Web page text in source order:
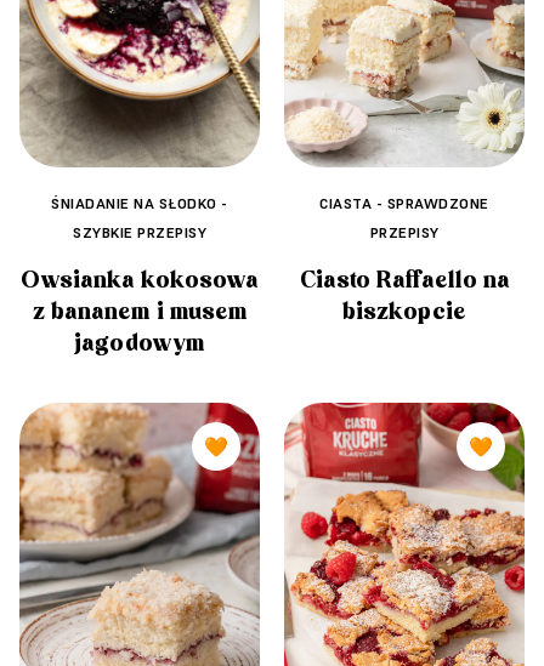
ŚNIADANIE NA SŁODKO -
SZYBKIE PRZEPISY
Owsianka kokosowa
z bananem i musem
jagodowym
CIASTA - SPRAWDZONE
PRZEPISY
Ciasto Raffaello na
biszkopcie
🧡 🧡